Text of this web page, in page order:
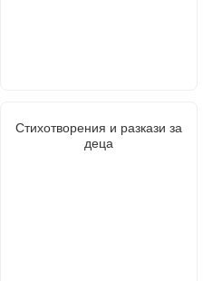
Стихотворения и разкази за
деца